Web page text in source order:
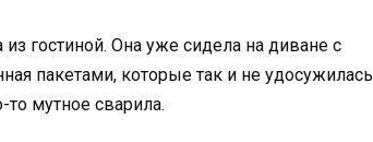
гостиной. Она уже сидела на диване с
пакетами, которые так и не удосужилась
мутное сварила.